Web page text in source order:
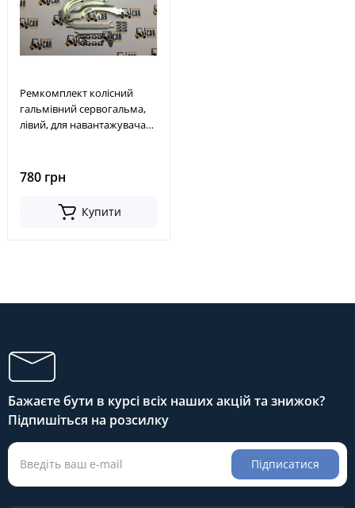
Ремкомплект колісний
гальмівний сервогальма,
лівий, для навантажувача
6-8FG20-30 -8FDK20-30, 7-
8FGK20-30, № A-BB03-201A-
0189A, ABB03201A0189A
780 грн
Купити
Бажаєте бути в курсі всіх наших акцій та знижок?
Підпишіться на розсилку
Підписатися